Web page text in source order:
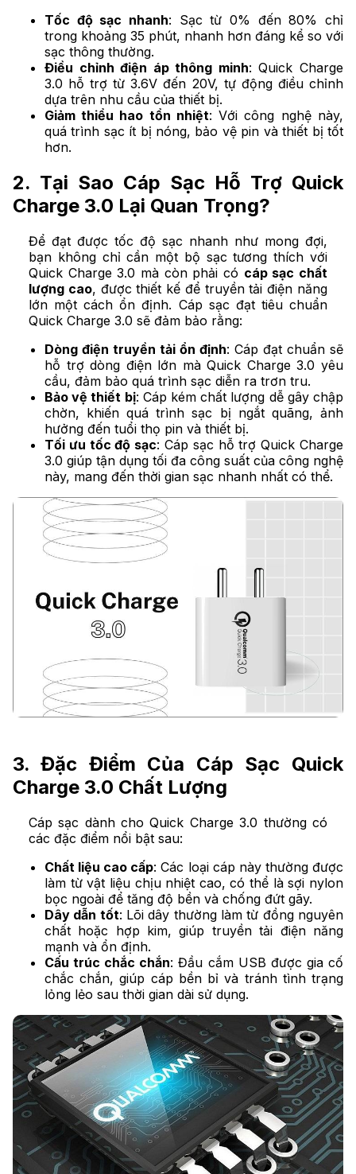
Tốc độ sạc nhanh: Sạc từ 0% đến 80% chỉ
trong khoảng 35 phút, nhanh hơn đáng kể so với
sạc thông thường.
Điều chỉnh điện áp thông minh: Quick Charge
3.0 hỗ trợ từ 3.6V đến 20V, tự động điều chỉnh
dựa trên nhu cầu của thiết bị.
Giảm thiểu hao tổn nhiệt: Với công nghệ này,
quá trình sạc ít bị nóng, bảo vệ pin và thiết bị tốt
hơn.
2. Tại Sao Cáp Sạc Hỗ Trợ Quick
Charge 3.0 Lại Quan Trọng?
Để đạt được tốc độ sạc nhanh như mong đợi,
bạn không chỉ cần một bộ sạc tương thích với
Quick Charge 3.0 mà còn phải có cáp sạc chất
lượng cao, được thiết kế để truyền tải điện năng
lớn một cách ổn định. Cáp sạc đạt tiêu chuẩn
Quick Charge 3.0 sẽ đảm bảo rằng:
Dòng điện truyền tải ổn định: Cáp đạt chuẩn sẽ
hỗ trợ dòng điện lớn mà Quick Charge 3.0 yêu
cầu, đảm bảo quá trình sạc diễn ra trơn tru.
Bảo vệ thiết bị: Cáp kém chất lượng dễ gây chập
chờn, khiến quá trình sạc bị ngắt quãng, ảnh
hưởng đến tuổi thọ pin và thiết bị.
Tối ưu tốc độ sạc: Cáp sạc hỗ trợ Quick Charge
3.0 giúp tận dụng tối đa công suất của công nghệ
này, mang đến thời gian sạc nhanh nhất có thể.
3. Đặc Điểm Của Cáp Sạc Quick
Charge 3.0 Chất Lượng
Cáp sạc dành cho Quick Charge 3.0 thường có
các đặc điểm nổi bật sau:
Chất liệu cao cấp: Các loại cáp này thường được
làm từ vật liệu chịu nhiệt cao, có thể là sợi nylon
bọc ngoài để tăng độ bền và chống đứt gãy.
Dây dẫn tốt: Lõi dây thường làm từ đồng nguyên
chất hoặc hợp kim, giúp truyền tải điện năng
mạnh và ổn định.
Cấu trúc chắc chắn: Đầu cắm USB được gia cố
chắc chắn, giúp cáp bền bỉ và tránh tình trạng
lỏng lẻo sau thời gian dài sử dụng.